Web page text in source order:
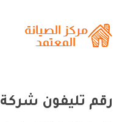
رقم تليفون شركة